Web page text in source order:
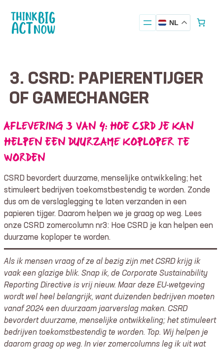
Ga
naar
de
NL
3. CSRD: PAPIERENTIJGER
OF GAMECHANGER
AFLEVERING 3 VAN 4: HOE CSRD JE KAN
HELPEN EEN DUURZAME KOPLOPER TE
WORDEN
CSRD bevordert duurzame, menselijke ontwikkeling; het
stimuleert bedrijven toekomstbestendig te worden. Zonde
dus om de verslaglegging te laten verzanden in een
papieren tijger. Daarom helpen we je graag op weg. Lees
onze CSRD zomercolumn nr3: Hoe CSRD je kan helpen een
duurzame koploper te worden.
Als ik mensen vraag of ze al bezig zijn met CSRD krijg ik
vaak een glazige blik. Snap ik, de Corporate Sustainability
Reporting Directive is vrij nieuw. Maar deze EU-wetgeving
wordt wel heel belangrijk, want duizenden bedrijven moeten
vanaf 2024 een duurzaam jaarverslag maken. CSRD
bevordert duurzame, menselijke ontwikkeling; het stimuleert
bedrijven toekomstbestendig te worden. Top. Wij helpen je
daarom graag op weg. In vier zomercolumns leg ik uit wat